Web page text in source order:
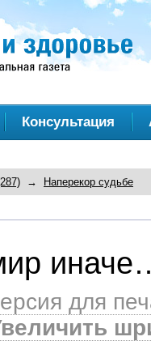
Консультация
→ Наперекор судьбе
для